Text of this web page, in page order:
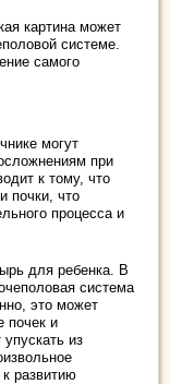
картина может
системе.
самого
могут
при
к тому, что
почки, что
процесса и
для ребенка. В
система
это может
почек и
из
развитию